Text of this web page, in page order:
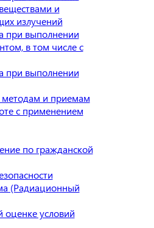
и
излучений
при выполнении
в том числе с
при выполнении
и приемам
с применением
по гражданской
(Радиационный
оценке условий